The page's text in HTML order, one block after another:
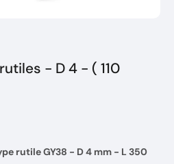
- D 4 - ( 110
rutile GY38 - D 4 mm - L 350